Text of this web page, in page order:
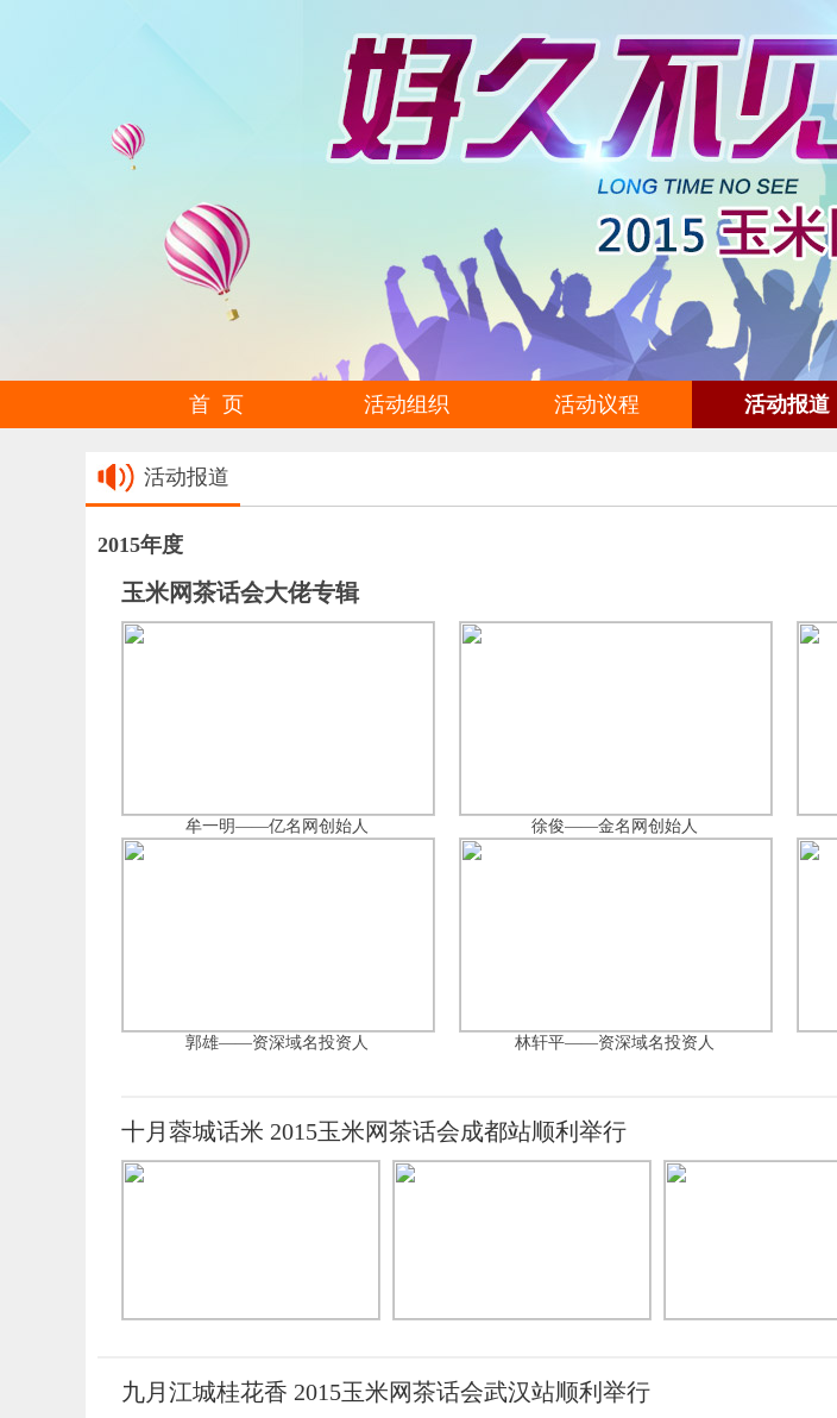
首 页 活动组织 活动议程 活动报道
活动报道
2015年度
玉米网茶话会大佬专辑
牟一明——亿名网创始人 徐俊——金名网创始人
郭雄——资深域名投资人 林轩平——资深域名投资人
十月蓉城话米 2015玉米网茶话会成都站顺利举行
九月江城桂花香 2015玉米网茶话会武汉站顺利举行